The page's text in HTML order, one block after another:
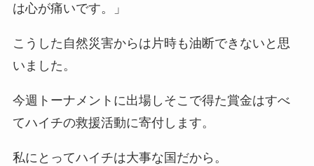
は心が痛いです。」
こうした自然災害からは片時も油断できないと思
いました。
今週トーナメントに出場しそこで得た賞金はすべ
てハイチの救援活動に寄付します。
私にとってハイチは大事な国だから。